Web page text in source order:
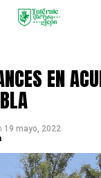
EN
19 mayo, 2022